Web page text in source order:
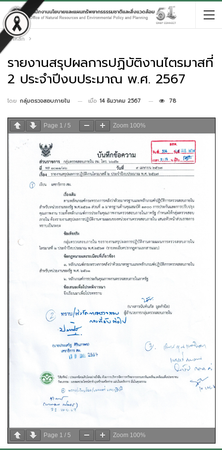
หน้าหลัก
รายงานสรุปผลการปฏิบัติงานไตรมาสที่
2 ประจำปีงบประมาณ พ.ศ. 2567
โดย กลุ่มตรวจสอบภายใน เมื่อ 14 ธันวาคม 2567 78
Page 1 / 5 Zoom 100%
Page 1 / 5 Zoom 100%